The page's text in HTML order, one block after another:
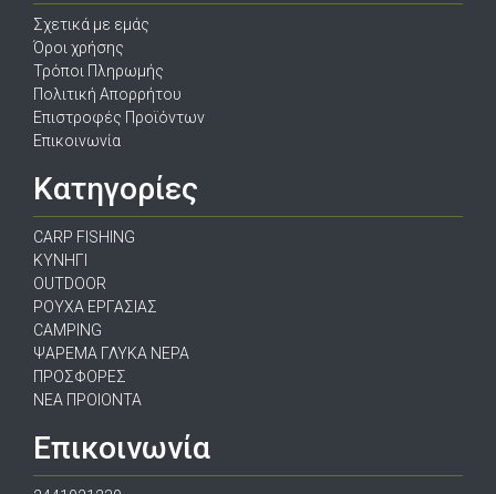
Σχετικά με εμάς
Όροι χρήσης
Τρόποι Πληρωμής
Πολιτική Απορρήτου
Επιστροφές Προϊόντων
Επικοινωνία
Κατηγορίες
CARP FISHING
ΚΥΝΗΓΙ
OUTDOOR
ΡΟΥΧΑ ΕΡΓΑΣΙΑΣ
CAMPING
ΨΑΡΕΜΑ ΓΛΥΚΑ ΝΕΡΑ
ΠΡΟΣΦΟΡΕΣ
ΝΕΑ ΠΡΟΙΟΝΤΑ
Επικοινωνία